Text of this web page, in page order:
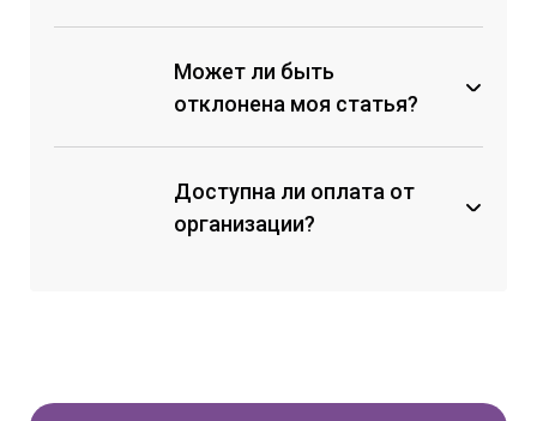
Может ли быть
отклонена моя статья?
Коллектив авторов не внес
организационный взнос;
Доступна ли оплата от
организации?